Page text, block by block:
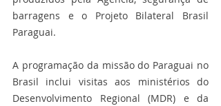
barragens e o Projeto Bilateral Brasil
Paraguai.
A programação da missão do Paraguai no
Brasil inclui visitas aos ministérios do
Desenvolvimento Regional (MDR) e da